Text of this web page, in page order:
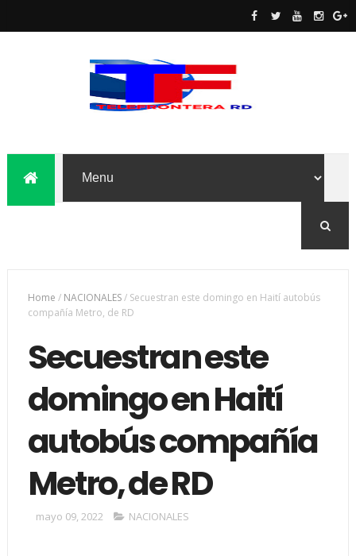
Home / NACIONALES/ Secuestran este domingo en Haití autobús
compañía Metro, de RD
Secuestran este
domingo en Haití
autobús compañía
Metro, de RD
mayo 09, 2022 NACIONALES